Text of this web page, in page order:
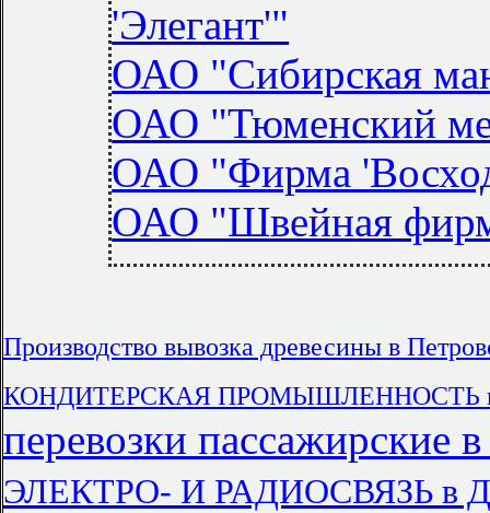
'Элегант'"
ОАО "Сибирская
ОАО "Тюменский
ОАО "Фирма
ОАО "Швейная
Производство вывозка древесины в
КОНДИТЕРСКАЯ ПРОМЫШЛЕННОСТЬ
перевозки пассажирские
ЭЛЕКТРО- И РАДИОСВЯЗЬ в